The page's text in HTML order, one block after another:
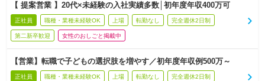
【 提案営業 】20代×未経験の入社実績多数│初年度年収400万可
正社員 職種・業種未経験OK 上場 転勤なし 完全週休2日制
第二新卒歓迎 女性のおしごと掲載中
【営業】転職で子どもの選択肢を増やす／初年度年収例500万～
正社員 職種・業種未経験OK 上場 転勤なし 完全週休2日制